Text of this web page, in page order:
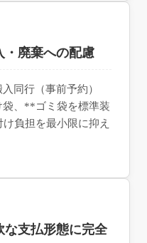
・廃棄への配慮
同行（事前予約）
、**ゴミ袋を標準装
負担を最小限に抑え
な支払形態に完全